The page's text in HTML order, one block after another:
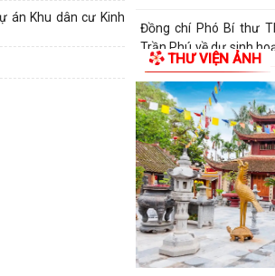
án Khu dân cư Kinh
Đồng chí Phó Bí thư
Trần Phú về dự sinh
Quang
Đồng chí Bí thư Đảng
Phú về dự sinh hoạt
Kim...
Giấy mời tiếp công
UBND xã (05/8/2026)
Lịch làm việc của lãnh
ngày 03/8/2026 đến
THƯ VIỆN ẢNH